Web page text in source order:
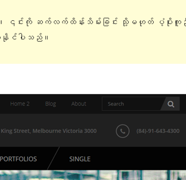
၎င်းကို ဆက်လက်ထိန်းသိမ်းခြင်း သို့မဟုတ် ပံ့ပိုးကူ
ာနိုင်ပါသည်။